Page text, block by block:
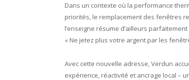
Dans un contexte où la performance
priorités, le remplacement des fenêtres
l’enseigne résume d’ailleurs
« Ne jetez plus votre argent par les
Avec cette nouvelle adresse, Verdun
expérience, réactivité et ancrage local –